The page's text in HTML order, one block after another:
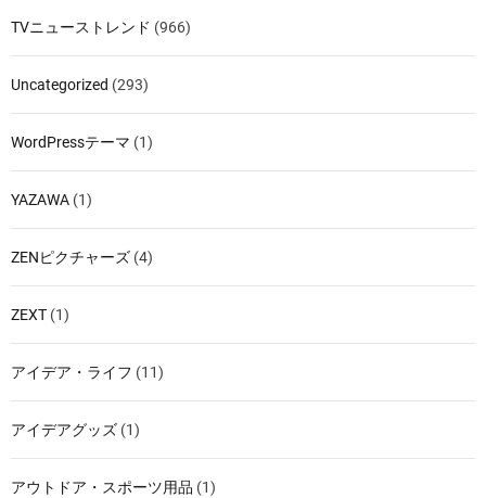
TVニューストレンド (966)
Uncategorized (293)
WordPressテーマ (1)
YAZAWA (1)
ZENピクチャーズ (4)
ZEXT (1)
アイデア・ライフ (11)
アイデアグッズ (1)
アウトドア・スポーツ用品 (1)